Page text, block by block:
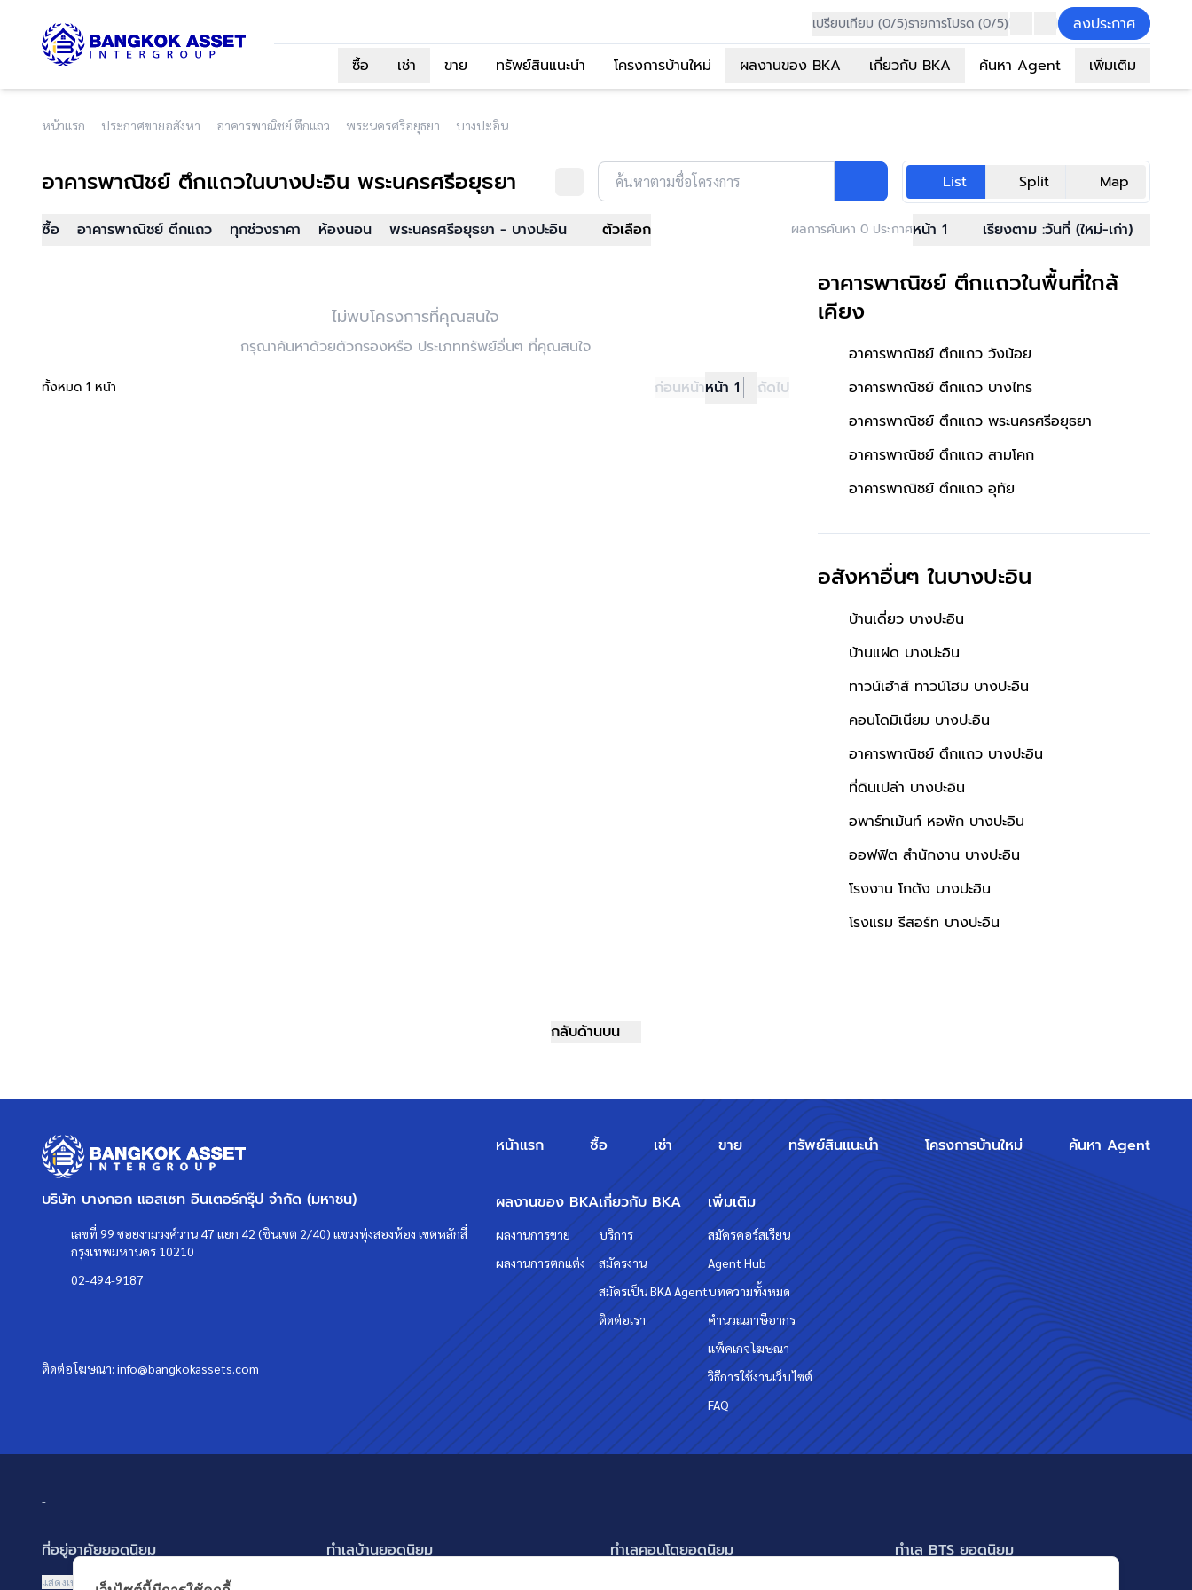
เปรียบเทียบ (0/5)รายการโปรด (0/5)
ลงประกาศ
ซื้อ
เช่า ขาย ทรัพย์สินแนะนำ โครงการบ้านใหม่ ผลงานของ BKA เกี่ยวกับ BKA ค้นหา Agent เพิ่มเติม
หน้าแรก ประกาศขายอสังหา อาคารพาณิชย์ ตึกแถว พระนครศรีอยุธยา บางปะอิน
อาคารพาณิชย์ ตึกแถวในบางปะอิน พระนครศรีอยุธยา ค้นหาตามชื่อโครงการ List Split Map
ซื้อ อาคารพาณิชย์ ตึกแถว ทุกช่วงราคา ห้องนอน พระนครศรีอยุธยา - บางปะอิน ตัวเลือก ผลการค้นหา 0 ประกาศหน้า 1 เรียงตาม :วันที่ (ใหม่-เก่า)
ไม่พบโครงการที่คุณสนใจ
กรุณาค้นหาด้วยตัวกรองหรือ ประเภททรัพย์อื่นๆ ที่คุณสนใจ
ทั้งหมด 1 หน้า ก่อนหน้าหน้า 1 ถัดไป
อาคารพาณิชย์ ตึกแถวในพื้นที่ใกล้
เคียง
อาคารพาณิชย์ ตึกแถว วังน้อย
อาคารพาณิชย์ ตึกแถว บางไทร
อาคารพาณิชย์ ตึกแถว พระนครศรีอยุธยา
อาคารพาณิชย์ ตึกแถว สามโคก
อาคารพาณิชย์ ตึกแถว อุทัย
อสังหาอื่นๆในบางปะอิน
บ้านเดี่ยว บางปะอิน
บ้านแฝด บางปะอิน
ทาวน์เฮ้าส์ ทาวน์โฮม บางปะอิน
คอนโดมิเนียม บางปะอิน
อาคารพาณิชย์ ตึกแถว บางปะอิน
ที่ดินเปล่า บางปะอิน
อพาร์ทเม้นท์ หอพัก บางปะอิน
ออฟฟิต สำนักงาน บางปะอิน
โรงงาน โกดัง บางปะอิน
โรงแรม รีสอร์ท บางปะอิน
กลับด้านบน
บริษัท บางกอก แอสเซท อินเตอร์กรุ๊ป จำกัด (มหาชน)
เลขที่ 99 ซอยงามวงศ์วาน 47 แยก 42 (ชินเขต 2/40) แขวงทุ่งสองห้อง เขตหลักสี่
กรุงเทพมหานคร 10210
02-494-9187
ติดต่อโฆษณา: info@bangkokassets.com
หน้าแรก ซื้อ เช่า ขาย ทรัพย์สินแนะนำ โครงการบ้านใหม่ ค้นหา Agent
ผลงานของ BKA
ผลงานการขาย
ผลงานการตกแต่ง
เกี่ยวกับ BKA
บริการ
สมัครงาน
สมัครเป็น BKA Agent
ติดต่อเรา
เพิ่มเติม
สมัครคอร์สเรียน
Agent Hub
บทความทั้งหมด
คำนวณภาษีอากร
แพ็คเกจโฆษณา
วิธีการใช้งานเว็บไซต์
FAQ
-
ที่อยู่อาศัยยอดนิยม
บ้านเดี่ยว
แสดงเพิ่มเติม
ทำเลบ้านยอดนิยม ทำเลคอนโดยอดนิยม ทำเล BTS ยอดนิยม